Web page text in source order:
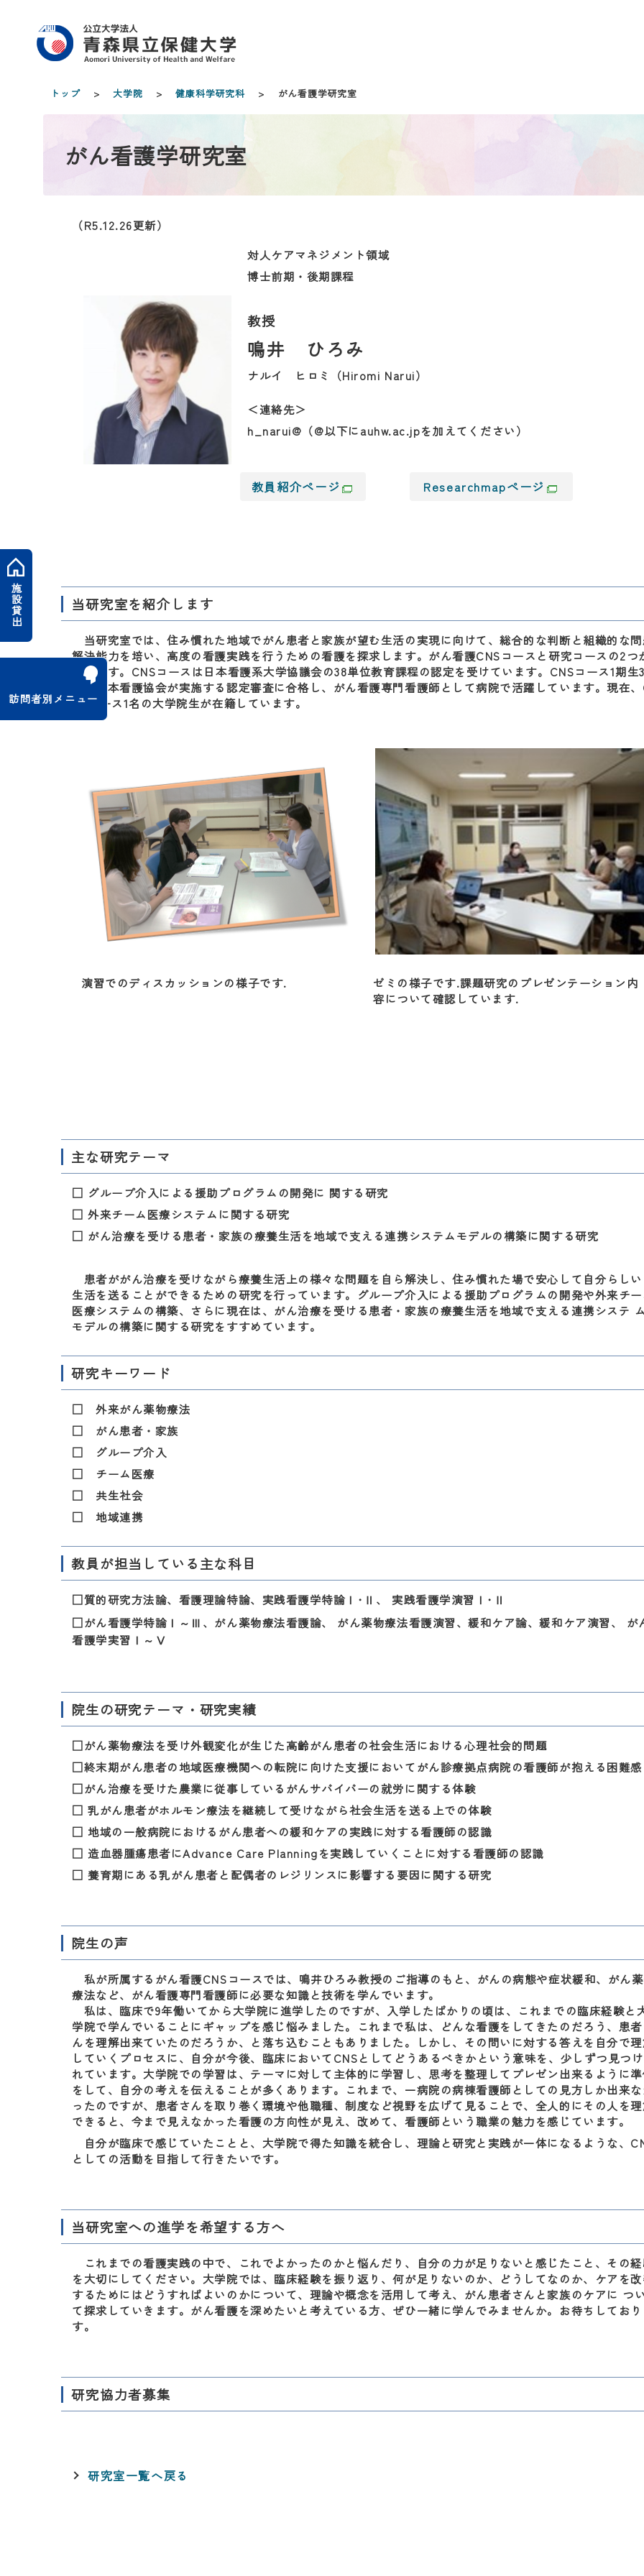
トップ>大学院 >健康科学研究科> がん看護学研究室
がん看護学研究室
（R5.12.26更新）
対人ケアマネジメント領域
博士前期・後期課程
教授
鳴井 ひろみ
ナルイ ヒロミ（Hiromi Narui）
＜連絡先＞
h_narui@（@以下にauhw.ac.jpを加えてください）
教員紹介ページ Researchmapページ
当研究室を紹介します
当研究室では、住み慣れた地域でがん患者と家族が望む生活の実現に向けて、総合的な判断と組織的な
解決能力を培い、高度の看護実践を行うための看護を探求します。がん看護CNSコースと研究コースの2つ
あります。CNSコースは日本看護系大学協議会の38単位教育課程の認定を受けています。CNSコース1期生
名は日本看護協会が実施する認定審査に合格し、がん看護専門看護師として病院で活躍しています。現在
NSコース1名の大学院生が在籍しています。
演習でのディスカッションの様子です.
ゼミの様子です.課題研究のプレゼンテーション内
容について確認しています.
主な研究テーマ
□ グループ介入による援助プログラムの開発に 関する研究
□ 外来チーム医療システムに関する研究
□ がん治療を受ける患者・家族の療養生活を地域で支える連携システムモデルの構築に関する研究
患者ががん治療を受けながら療養生活上の様々な問題を自ら解決し、住み慣れた場で安心して自分らしい
生活を送ることができるための研究を行っています。グループ介入による援助プログラムの開発や外来チ
医療システムの構築、さらに現在は、がん治療を受ける患者・家族の療養生活を地域で支える連携システ
モデルの構築に関する研究をすすめています。
研究キーワード
□ 外来がん薬物療法
□ がん患者・家族
□ グループ介入
□ チーム医療
□ 共生社会
□ 地域連携
教員が担当している主な科目
□質的研究方法論、看護理論特論、実践看護学特論Ⅰ･Ⅱ、 実践看護学演習Ⅰ･Ⅱ
□がん看護学特論Ⅰ～Ⅲ、がん薬物療法看護論、 がん薬物療法看護演習、緩和ケア論、緩和ケア演習、 が
看護学実習Ⅰ～Ⅴ
院生の研究テーマ・研究実績
□がん薬物療法を受け外観変化が生じた高齢がん患者の社会生活における心理社会的問題
□終末期がん患者の地域医療機関への転院に向けた支援においてがん診療拠点病院の看護師が抱える困難感
□がん治療を受けた農業に従事しているがんサバイバーの就労に関する体験
□ 乳がん患者がホルモン療法を継続して受けながら社会生活を送る上での体験
□ 地域の一般病院におけるがん患者への緩和ケアの実践に対する看護師の認識
□ 造血器腫瘍患者にAdvance Care Planningを実践していくことに対する看護師の認識
□ 養育期にある乳がん患者と配偶者のレジリンスに影響する要因に関する研究
院生の声
私が所属するがん看護CNSコースでは、鳴井ひろみ教授のご指導のもと、がんの病態や症状緩和、がん
療法など、がん看護専門看護師に必要な知識と技術を学んでいます。
私は、臨床で9年働いてから大学院に進学したのですが、入学したばかりの頃は、これまでの臨床経験と
学院で学んでいることにギャップを感じ悩みました。これまで私は、どんな看護をしてきたのだろう、患
んを理解出来ていたのだろうか、と落ち込むこともありました。しかし、その問いに対する答えを自分で
していくプロセスに、自分が今後、臨床においてCNSとしてどうあるべきかという意味を、少しずつ見つ
れています。大学院での学習は、テーマに対して主体的に学習し、思考を整理してプレゼン出来るように
をして、自分の考えを伝えることが多くあります。これまで、一病院の病棟看護師としての見方しか出来
ったのですが、患者さんを取り巻く環境や他職種、制度など視野を広げて見ることで、全人的にその人を
できると、今まで見えなかった看護の方向性が見え、改めて、看護師という職業の魅力を感じています。
自分が臨床で感じていたことと、大学院で得た知識を統合し、理論と研究と実践が一体になるような、
としての活動を目指して行きたいです。
当研究室への進学を希望する方へ
これまでの看護実践の中で、これでよかったのかと悩んだり、自分の力が足りないと感じたこと、その
を大切にしてください。大学院では、臨床経験を振り返り、何が足りないのか、どうしてなのか、ケアを
するためにはどうすればよいのかについて、理論や概念を活用して考え、がん患者さんと家族のケアに つ
て探求していきます。がん看護を深めたいと考えている方、ぜひ一緒に学んでみませんか。お待ちしてお
す。
研究協力者募集
研究室一覧へ戻る
施設貸出
訪問者別メニュー